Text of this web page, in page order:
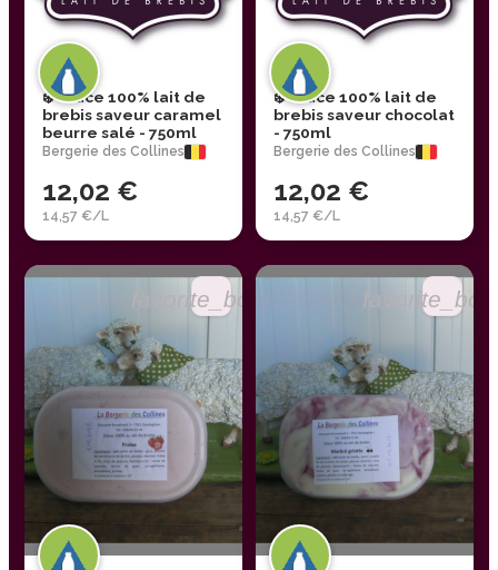
❄️ Glace 100% lait de
brebis saveur caramel
beurre salé - 750ml
Bergerie des Collines
12,02 €
14,57 €/L
❄️ Glace 100% lait de
brebis saveur chocolat
- 750ml
Bergerie des Collines
12,02 €
14,57 €/L
favorite_border